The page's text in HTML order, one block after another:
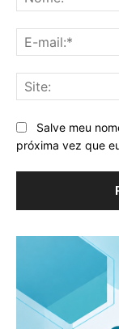
Salve meu
próxima vez que